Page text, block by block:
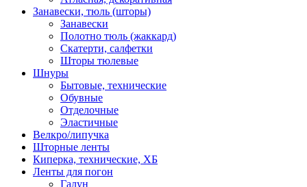
Занавески, тюль (шторы)
Занавески
Полотно тюль (жаккард)
Скатерти, салфетки
Шторы тюлевые
Шнуры
Бытовые, технические
Обувные
Отделочные
Эластичные
Велкро/липучка
Шторные ленты
Киперка, технические, ХБ
Ленты для погон
Галун